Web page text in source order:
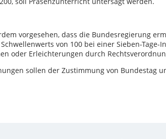
vorgesehen, dass die Bundesregierung
von 100 bei einer Sieben-Tage-
oder Erleichterungen durch
sollen der Zustimmung von Bundestag